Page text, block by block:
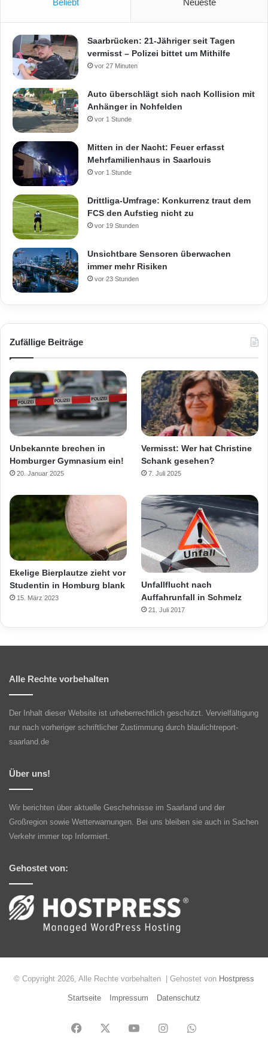
Saarbrücken: 21-Jähriger seit Tagen
vermisst – Polizei bittet um Mithilfe
vor 27 Minuten
Auto überschlägt sich nach Kollision mit
Anhänger in Nohfelden
vor 1 Stunde
Mitten in der Nacht: Feuer erfasst
Mehrfamilienhaus in Saarlouis
vor 1 Stunde
Drittliga-Umfrage: Konkurrenz traut dem
FCS den Aufstieg nicht zu
vor 19 Stunden
Unsichtbare Sensoren überwachen
immer mehr Risiken
vor 23 Stunden
Zufällige Beiträge
Unbekannte brechen in
Homburger Gymnasium ein!
20. Januar 2025
Vermisst: Wer hat Christine
Schank gesehen?
7. Juli 2025
Ekelige Bierplautze zieht vor
Studentin in Homburg blank
15. März 2023
Unfallflucht nach
Auffahrunfall in Schmelz
21. Juli 2017
Alle Rechte vorbehalten
Der Inhalt dieser Website ist urheberrechtlich geschützt. Vervielfältigung
nur nach vorheriger schriftlicher Zustimmung durch blaulichtreport-
saarland.de
Über uns!
Wir berichten über aktuelle Geschehnisse im Saarland und der
Großregion sowie Wetterwarnungen. Bei uns bleiben sie auch in Sachen
Verkehr immer top Informiert.
Gehostet von:
© Copyright 2026, Alle Rechte vorbehalten | Gehostet von Hostpress
Startseite Impressum Datenschutz
Facebook YouTubeInstagramWhatsApp